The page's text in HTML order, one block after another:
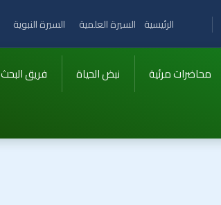
الرئيسية السيرة العلمية السيرة النبوية
محاضرات مرئية نبض الحياة فريق البحث